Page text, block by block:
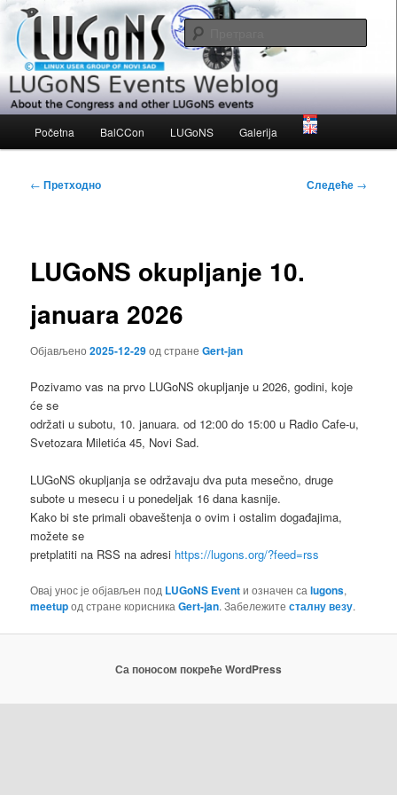
Скочи
примарни
садржајLUGoNS Events Weblog
About the Congress and other LUGoNS events
изборник
Početna BalCCon LUGoNS Galerija
Кретање
← Претходно Следеће →
LUGoNS okupljanje 10.
januara 2026
Објављено2025-12-29од странеGert-jan
Pozivamo vas na prvo LUGoNS okupljanje u 2026, godini, koje
će se
održati u subotu, 10. januara. od 12:00 do 15:00 u Radio Cafe-u,
Svetozara Miletića 45, Novi Sad.
LUGoNS okupljanja se održavaju dva puta mesečno, druge
subote u mesecu i u ponedeljak 16 dana kasnije.
Kako bi ste primali obaveštenja o ovim i ostalim događajima,
možete se
pretplatiti na RSS na adresi https://lugons.org/?feed=rss
Овај унос је објављен под LUGoNS Eventи означен саlugons,
meetupод стране корисникаGert-jan. Забележитесталну везу.
Са поносом покреће WordPress